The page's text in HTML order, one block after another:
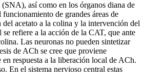
así como en los órganos diana de
de grandes áreas de
acetato a la colina y la intervención del
refiere a la acción de la CAT, que ante
Las neuronas no pueden sintetizar
de ACh se cree que proviene
respuesta a la liberación local de ACh.
En el sistema nervioso central estas